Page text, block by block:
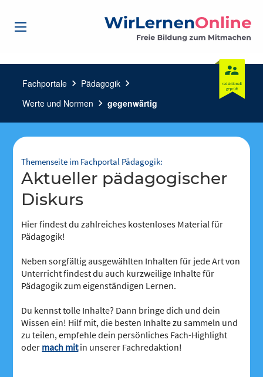
Fachportale chevron_right Pädagogik chevron_right
Werte und Normen chevron_right gegenwärtig
Themenseite im Fachportal Pädagogik:
aktueller pädagogischer
Diskurs
Hier findest du zahlreiches kostenloses Material für
Pädagogik!
Neben sorgfältig ausgewählten Inhalten für jede Art von
Unterricht findest du auch kurzweilige Inhalte für
Pädagogik zum eigenständigen Lernen.
Du kennst tolle Inhalte? Dann bringe dich und dein
Wissen ein! Hilf mit, die besten Inhalte zu sammeln und
zu teilen, empfehle dein persönliches Fach-Highlight
oder mach mitin unserer Fachredaktion!